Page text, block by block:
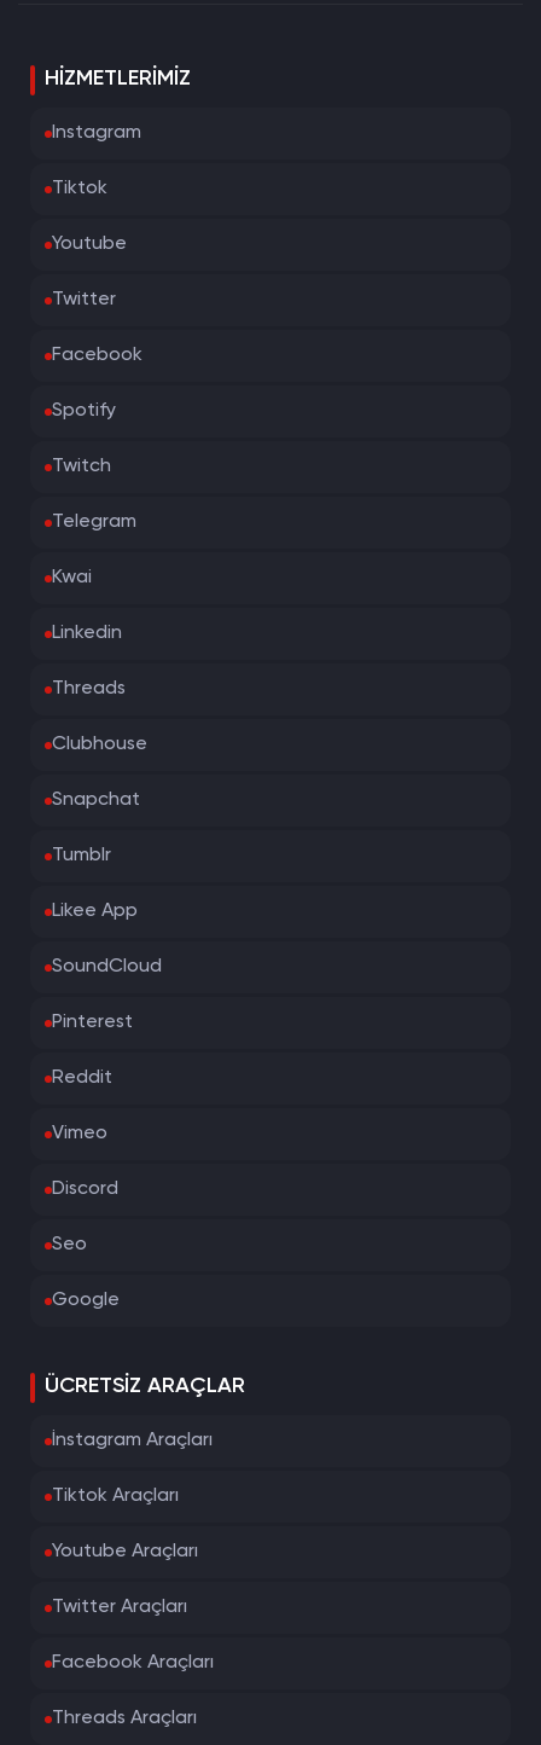
HIZMETLERIMIZ
Instagram
Tiktok
Youtube
Twitter
Facebook
Spotify
Twitch
Telegram
Kwai
Linkedin
Threads
Clubhouse
Snapchat
Tumblr
Likee App
SoundCloud
Pinterest
Reddit
Vimeo
Discord
Seo
Google
ÜCRETSIZ ARAÇLAR
İnstagram Araçları
Tiktok Araçları
Youtube Araçları
Twitter Araçları
Facebook Araçları
Threads Araçları